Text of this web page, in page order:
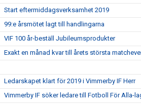
Start eftermiddagsverksamhet 2019
99:e årsmötet lagt till handlingarna
VIF 100 år-beställ Jubileumsprodukter
Exakt en månad kvar till årets största
Ledarskapet klart för 2019 i Vimmerby IF Herr
Vimmerby IF söker ledare till Fotboll För Alla-